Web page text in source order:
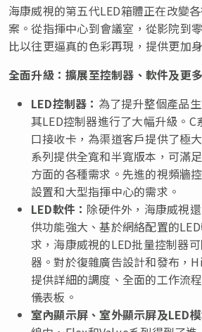
海康威視的第五代LED箱體正在改變
案。從指揮中心到會議室，從影院到
比以往更逼真的色彩再現，提供更加
全面升級：擴展至控制器、軟件及更
LED控制器： 為了提升整個產品
其LED控制器進行了大幅升級。
口接收卡，為渠道客戶提供了極
系列提供全寬和半寬版本，可滿
方面的各種需求。先進的視頻牆
設置和大型指揮中心的需求。
LED軟件： 除硬件外，海康威視
供功能強大、基於網絡配置的
求，海康威視的LED批量控制器
器。對於復雜廣告設計和發布，
提供詳細的調度、全面的工作流
儀表板。
室內顯示屏、室外顯示屏及LED